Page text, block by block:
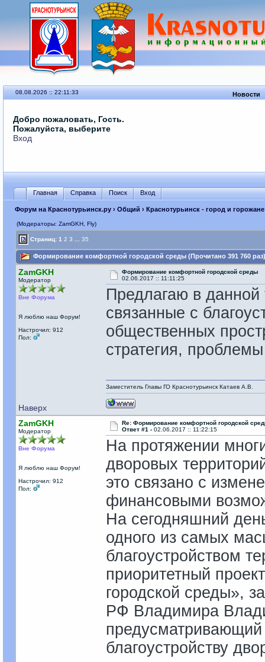
08.08.2026 :: 22:11:33 Новости
Добро пожаловать, Гость.
Пожалуйста, выберите
Вход
Главная Справка Поиск Вход
Форум на Краснотурьинск.ру› Общий › Краснотурьинск - город и горожане
(Модераторы: ZamGKH, Fly)
Страниц: 1 2 3 35
Формирование комфортной городской среды (Прочитано 391 760 раз)
ZamGKH
Модератор
Вне Форума
Я люблю наш Форум!
Настрочил: 912
Пол:
Формирование комфортной городской среды
02.06.2017 :: 11:11:25
Предлагаю в данной
связанные с
общественных
стратегия,
Наверх
Заместитель Главы ГО Краснотурьинск Катаев А.В.
ZamGKH
Модератор
Вне Форума
Я люблю наш Форум!
Настрочил: 912
Пол:
Re: Формирование комфортной городской
Ответ #1 - 02.06.2017 :: 11:22:15
На протяжении
дворовых
это связано с
финансовыми
На сегодняшний
одного из самых
благоустройством
приоритетный
городской среды»,
РФ Владимира
благоустройству